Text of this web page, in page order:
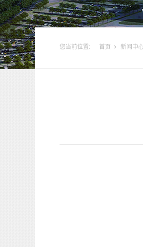
您当前位置: 首页 新闻中心